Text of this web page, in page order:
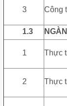
3 Công
1.3
1 Thực
2 Thực